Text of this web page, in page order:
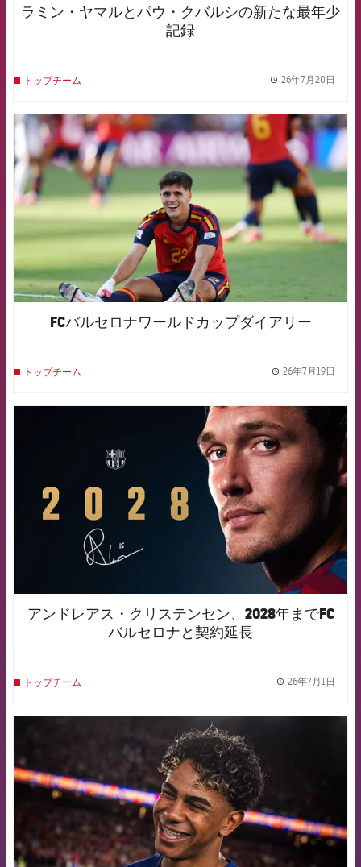
ラミン・ヤマルとパウ・クバルシの新たな最年少
記録
トップチーム 26年7月20日
FCB Barcelona badge
FCバルセロナワールドカップダイアリー
トップチーム 26年7月19日
FCB Barcelona badge
アンドレアス・クリステンセン、2028年までFC
バルセロナと契約延長
トップチーム 26年7月1日
FCB Barcelona badge